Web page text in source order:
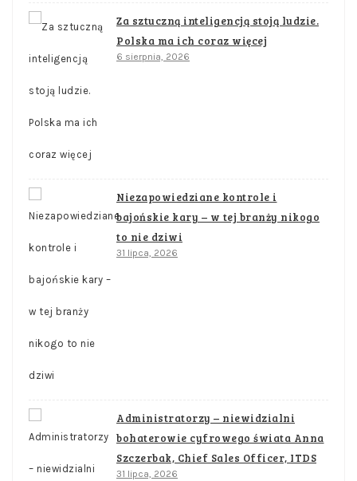
Za sztuczną inteligencją stoją ludzie.
Polska ma ich coraz więcej
6 sierpnia, 2026
Niezapowiedziane kontrole i
bajońskie kary – w tej branży nikogo
to nie dziwi
31 lipca, 2026
Administratorzy – niewidzialni
bohaterowie cyfrowego świata Anna
Szczerbak, Chief Sales Officer, ITDS
31 lipca, 2026